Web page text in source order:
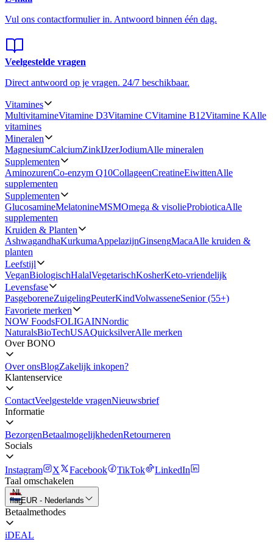
Vul ons contactformulier in. Antwoord binnen één dag.
Veelgestelde vragen
Direct antwoord op je vragen. 24/7 beschikbaar.
Vitamines
MultivitamineVitamine D3Vitamine CVitamine B12Vitamine KAlle
vitamines
Mineralen
MagnesiumCalciumZinkIJzerJodiumAlle mineralen
Supplementen
AminozurenCo-enzym Q10CollageenCreatineEiwittenAlle
supplementen
Supplementen
GlucosamineMelatonineMSMOmega & visolieProbioticaAlle
supplementen
Kruiden & Planten
AshwagandhaKurkumaAppelazijnGinsengMacaAlle kruiden &
planten
Leefstijl
VeganBiologischHalalVegetarischKosherKeto-vriendelijk
Levensfase
PasgeboreneZuigelingPeuterKindVolwasseneSenior (55+)
Favoriete merken
NOW FoodsFOLIGAINNordic
NaturalsBioTechUSAQuicksilverAlle merken
Over BONO
Over onsBlogZakelijk inkopen?
Klantenservice
ContactVeelgestelde vragenNieuwsbrief
Informatie
BezorgenBetaalmogelijkhedenRetourneren
Socials
Instagram X Facebook TikTok
LinkedIn
Taal omschakelen
NL
flagEUR- Nederlands
Betaalmethodes
iDEAL